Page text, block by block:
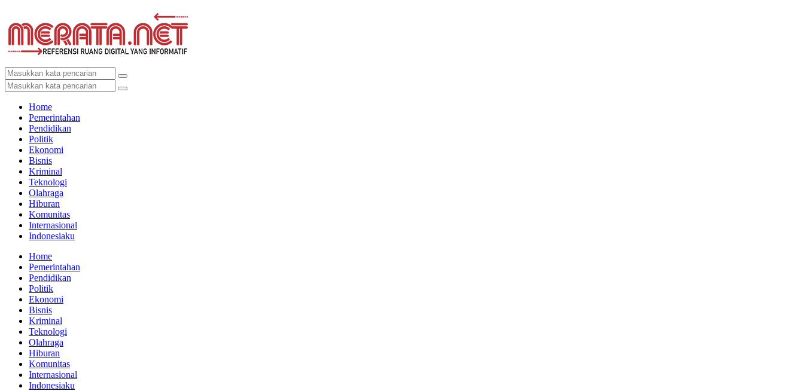
Home
Pemerintahan
Pendidikan
Politik
Ekonomi
Bisnis
Kriminal
Teknologi
Olahraga
Hiburan
Komunitas
Internasional
Indonesiaku
Home
Pemerintahan
Pendidikan
Politik
Ekonomi
Bisnis
Kriminal
Teknologi
Olahraga
Hiburan
Komunitas
Internasional
Indonesiaku